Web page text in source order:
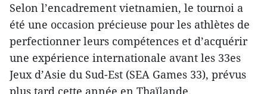
Selon l’encadrement vietnamien, le tournoi a
été une occasion précieuse pour les athlètes de
perfectionner leurs compétences et d’acquérir
une expérience internationale avant les 33es
Jeux d’Asie du Sud-Est (SEA Games 33), prévus